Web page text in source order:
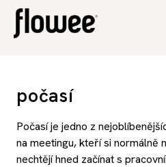
počasí
Počasí je jedno z
na meetingu, kteří si normálně
nechtějí hned začínat s